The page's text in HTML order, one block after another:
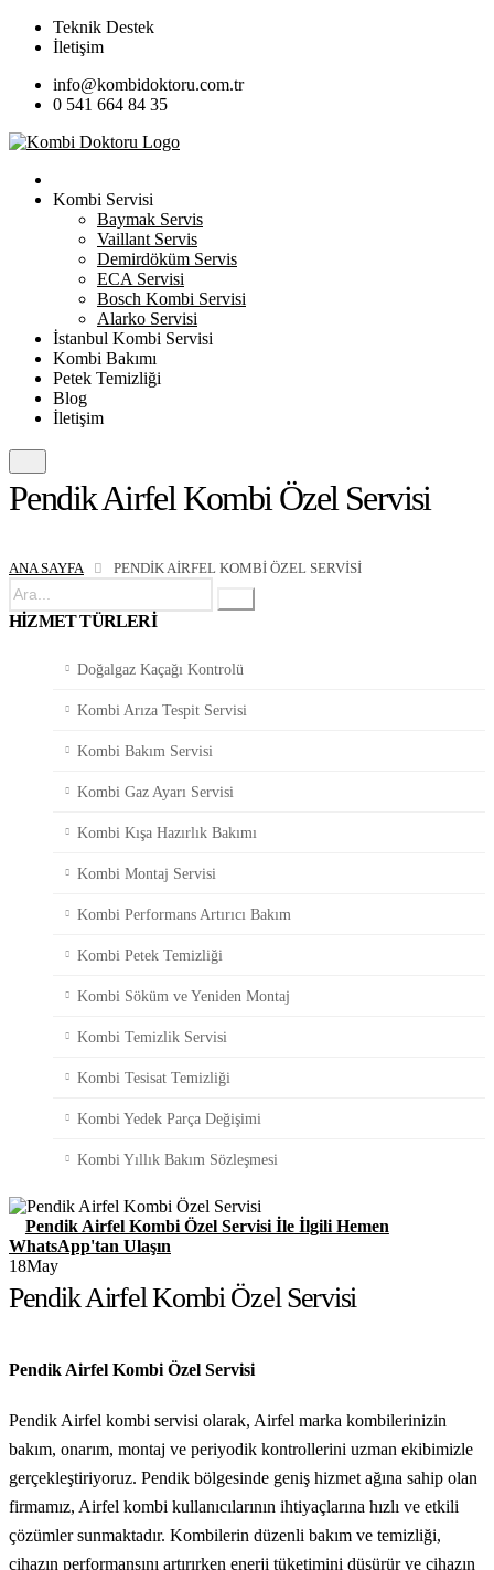
Teknik Destek
İletişim
info@kombidoktoru.com.tr
0 541 664 84 35
Kombi Servisi
Baymak Servis
Vaillant Servis
Demirdöküm Servis
ECA Servisi
Bosch Kombi Servisi
Alarko Servisi
İstanbul Kombi Servisi
Kombi Bakımı
Petek Temizliği
Blog
İletişim
Pendik Airfel Kombi Özel Servisi
ANA SAYFA PENDIK AIRFEL KOMBI ÖZEL SERVISI
HIZMET TÜRLERI
Doğalgaz Kaçağı Kontrolü
Kombi Arıza Tespit Servisi
Kombi Bakım Servisi
Kombi Gaz Ayarı Servisi
Kombi Kışa Hazırlık Bakımı
Kombi Montaj Servisi
Kombi Performans Artırıcı Bakım
Kombi Petek Temizliği
Kombi Söküm ve Yeniden Montaj
Kombi Temizlik Servisi
Kombi Tesisat Temizliği
Kombi Yedek Parça Değişimi
Kombi Yıllık Bakım Sözleşmesi
Pendik Airfel Kombi Özel Servisi İle İlgili Hemen
WhatsApp'tan Ulaşın
18May
Pendik Airfel Kombi Özel Servisi
Pendik Airfel Kombi Özel Servisi
Pendik Airfel kombi servisi olarak, Airfel marka kombilerinizin
bakım, onarım, montaj ve periyodik kontrollerini uzman ekibimizle
gerçekleştiriyoruz. Pendik bölgesinde geniş hizmet ağına sahip olan
firmamız, Airfel kombi kullanıcılarının ihtiyaçlarına hızlı ve etkili
çözümler sunmaktadır. Kombilerin düzenli bakım ve temizliği,
cihazın performansını artırırken enerji tüketimini düşürür ve cihazın